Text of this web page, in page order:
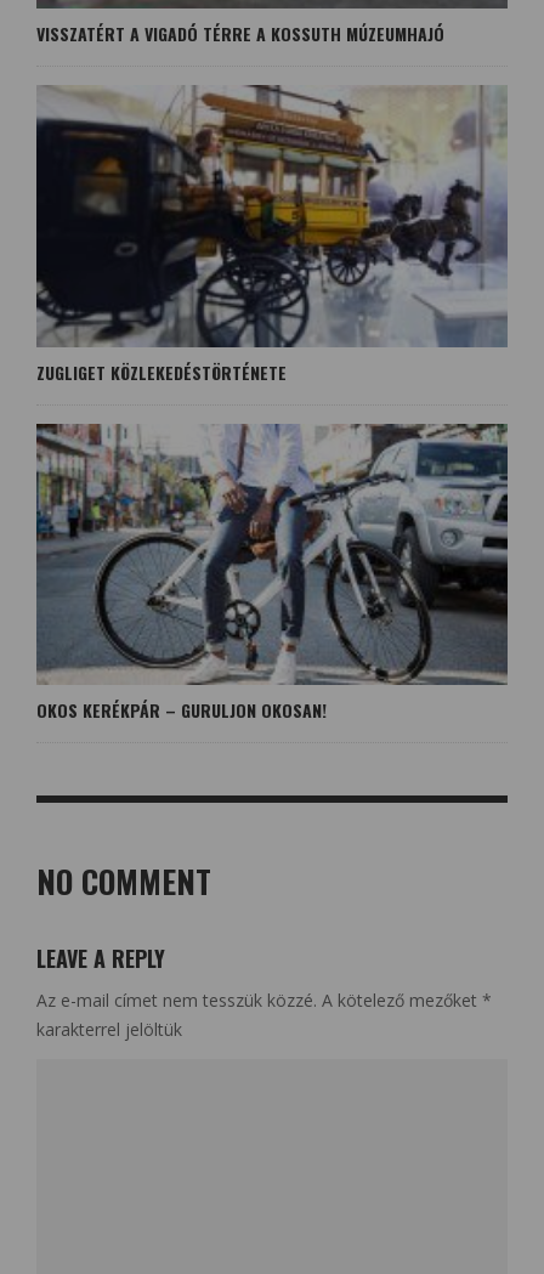
VISSZATÉRT A VIGADÓ TÉRRE A KOSSUTH MÚZEUMHAJÓ
ZUGLIGET KÖZLEKEDÉSTÖRTÉNETE
OKOS KERÉKPÁR – GURULJON OKOSAN!
NO COMMENT
LEAVE A REPLY
Az e-mail címet nem tesszük közzé. A kötelező mezőket *
karakterrel jelöltük